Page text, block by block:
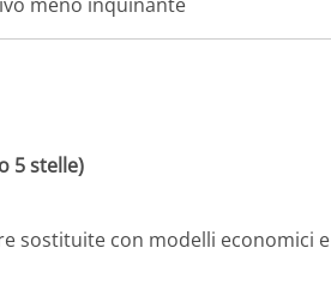
5 stelle)
sostituite con modelli economici e